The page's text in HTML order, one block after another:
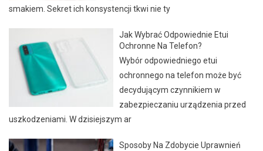
smakiem. Sekret ich konsystencji tkwi nie ty
Jak Wybrać Odpowiednie Etui
Ochronne Na Telefon?
Wybór odpowiedniego etui
ochronnego na telefon może być
decydującym czynnikiem w
zabezpieczaniu urządzenia przed
uszkodzeniami. W dzisiejszym ar
Sposoby Na Zdobycie Uprawnień